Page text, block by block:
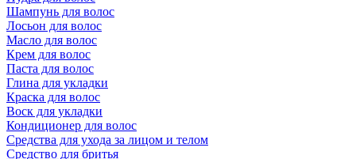
Шампунь для волос
Лосьон для волос
Масло для волос
Крем для волос
Паста для волос
Глина для укладки
Краска для волос
Воск для укладки
Кондиционер для волос
Средства для ухода за лицом и телом
Средство для бритья